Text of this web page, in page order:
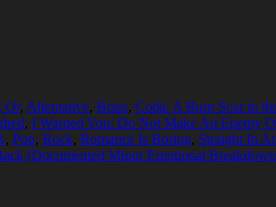
Or, Alternative, Brass, Coda: A Burn Scar in
, I Warned You: Do Not Make An Enemy
, Pop, Rock, Romance Is Boring, Straight In At
(Documented Minor Emotional